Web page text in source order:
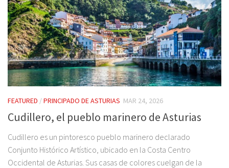
FEATURED /PRINCIPADO DE ASTURIAS MAR 24, 2026
Cudillero, el pueblo marinero de Asturias
Cudillero es un pintoresco pueblo marinero declarado
Conjunto Histórico Artístico, ubicado en la Costa Centro
Occidental de Asturias. Sus casas de colores cuelgan de la